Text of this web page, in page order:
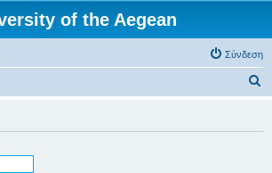
of the Aegean
Σύνδεση